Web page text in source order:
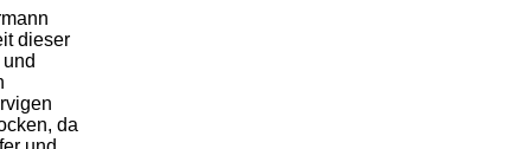
dieser
da